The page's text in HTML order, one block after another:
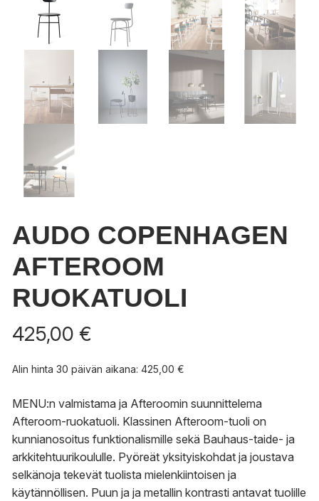
AUDO COPENHAGEN
AFTEROOM
RUOKATUOLI
425,00 €
Alin hinta 30 päivän aikana: 425,00 €
MENU:n valmistama ja Afteroomin suunnittelema
Afteroom-ruokatuoli. Klassinen Afteroom-tuoli on
kunnianosoitus funktionalismille sekä Bauhaus-taide- ja
arkkitehtuurikoululle. Pyöreät yksityiskohdat ja joustava
selkänoja tekevät tuolista mielenkiintoisen ja
käytännöllisen. Puun ja ja metallin kontrasti antavat tuolille